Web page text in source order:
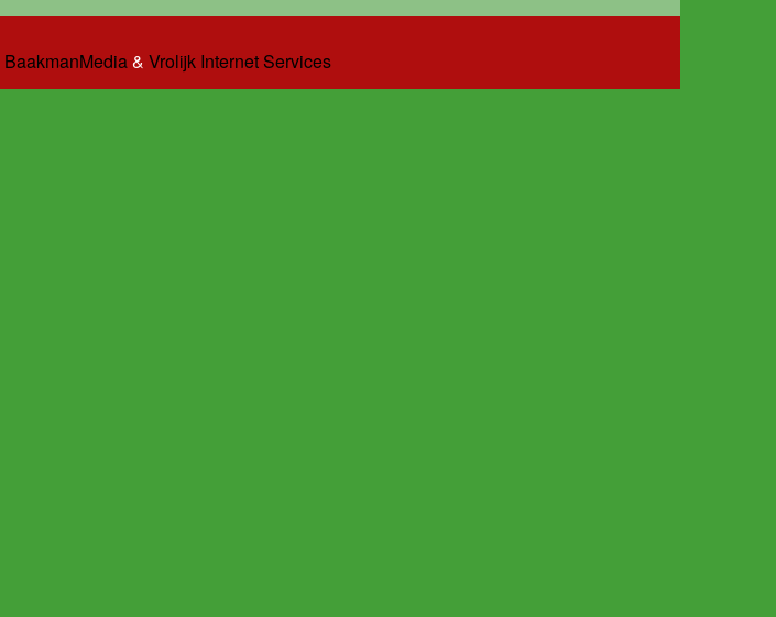
BaakmanMedia& Vrolijk Internet Services